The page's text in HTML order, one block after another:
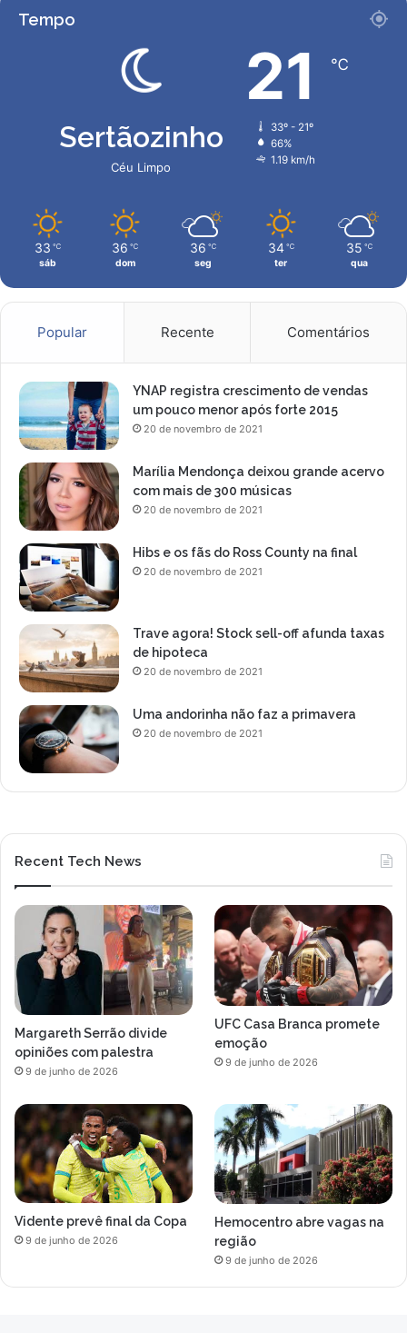
Tempo
Sertãozinho
Céu Limpo
21 ℃
33º - 21º
66%
1.19 km/h
33 ℃
sáb
36 ℃
dom
36 ℃
seg
34 ℃
ter
35 ℃
qua
Popular Recente Comentários
YNAP registra crescimento de vendas
um pouco menor após forte 2015
20 de novembro de 2021
Marília Mendonça deixou grande acervo
com mais de 300 músicas
20 de novembro de 2021
Hibs e os fãs do Ross County na final
20 de novembro de 2021
Trave agora! Stock sell-off afunda taxas
de hipoteca
20 de novembro de 2021
Uma andorinha não faz a primavera
20 de novembro de 2021
Recent Tech News
Margareth Serrão divide
opiniões com palestra
9 de junho de 2026
UFC Casa Branca promete
emoção
9 de junho de 2026
Vidente prevê final da Copa
9 de junho de 2026
Hemocentro abre vagas na
região
9 de junho de 2026